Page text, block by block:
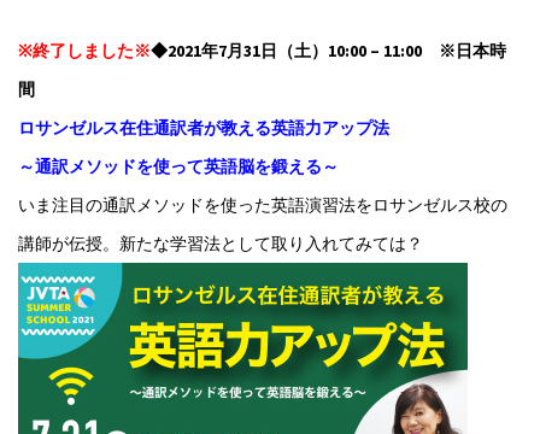
※終了しました※◆2021年7月31日（土）10:00 – 11:00 ※日本時
間
ロサンゼルス在住通訳者が教える英語力アップ法
～通訳メソッドを使って英語脳を鍛える～
いま注目の通訳メソッドを使った英語演習法をロサンゼルス校の
講師が伝授。新たな学習法として取り入れてみては？